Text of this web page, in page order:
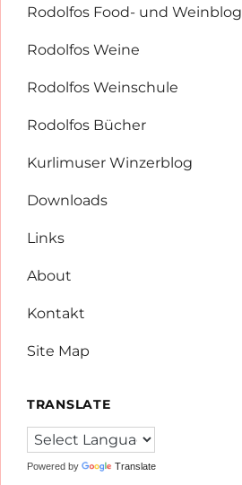
Rodolfos Food- und Weinblog
Rodolfos Weine
Rodolfos Weinschule
Rodolfos Bücher
Kurlimuser Winzerblog
Downloads
Links
About
Kontakt
Site Map
TRANSLATE
Powered by Translate